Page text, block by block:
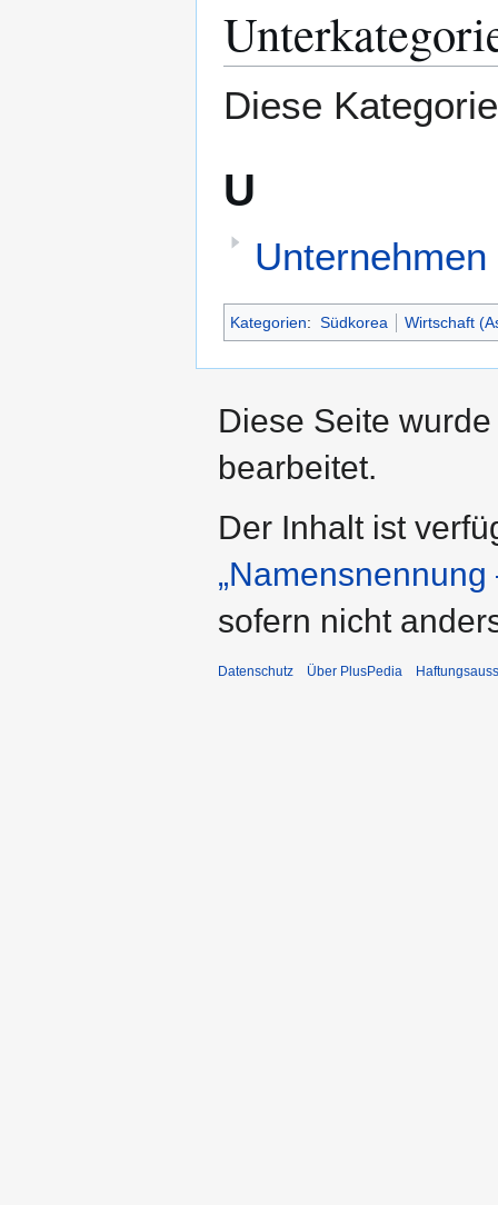
Diese
U
Kategorien: Südkorea Wirtschaft
Diese Seite
bearbeitet.
Der Inhalt ist
sofern nicht
Datenschutz Über PlusPedia